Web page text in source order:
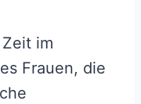
im
Frauen, die